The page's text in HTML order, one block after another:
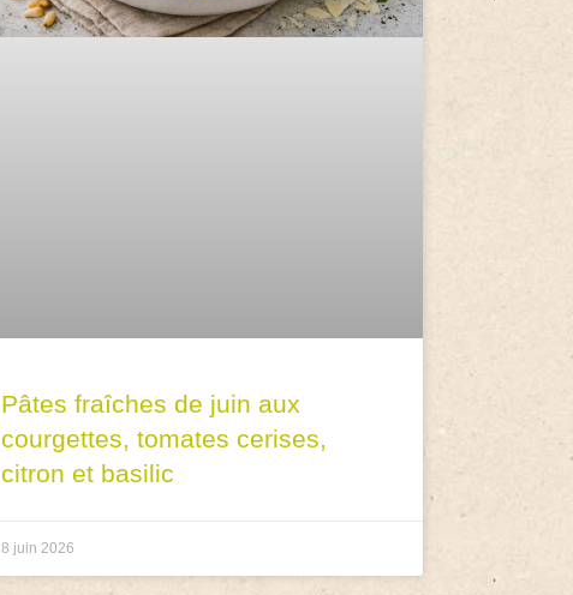
Pâtes fraîches de juin aux
courgettes, tomates cerises,
citron et basilic
8 juin 2026